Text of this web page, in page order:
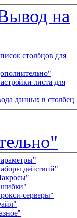
на
столбцов для
листа для
данных в столбец
действий"
серверы"